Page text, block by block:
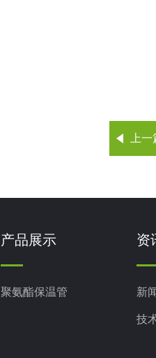
上
产品展示
聚氨酯保温管
资
新
技